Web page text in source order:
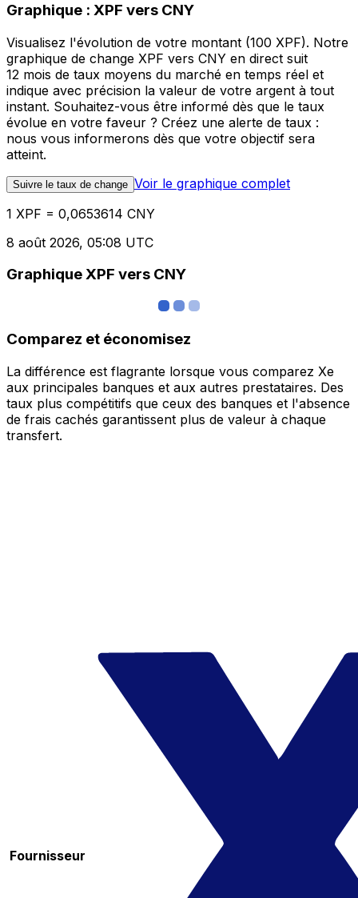
Graphique : XPF vers CNY
Visualisez l'évolution de votre montant (100 XPF). Notre
graphique de change XPF vers CNY en direct suit
12 mois de taux moyens du marché en temps réel et
indique avec précision la valeur de votre argent à tout
instant. Souhaitez-vous être informé dès que le taux
évolue en votre faveur ? Créez une alerte de taux :
nous vous informerons dès que votre objectif sera
atteint.
Suivre le taux de change Voir le graphique complet
1 XPF = 0,0653614 CNY
8 août 2026, 05:08 UTC
Graphique XPF vers CNY
Comparez et économisez
La différence est flagrante lorsque vous comparez Xe
aux principales banques et aux autres prestataires. Des
taux plus compétitifs que ceux des banques et l'absence
de frais cachés garantissent plus de valeur à chaque
transfert.
Fournisseur